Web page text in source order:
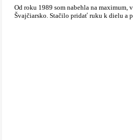
Od roku 1989 som nabehla na maximum,
Švajčiarsko. Stačilo pridať ruku k dielu a